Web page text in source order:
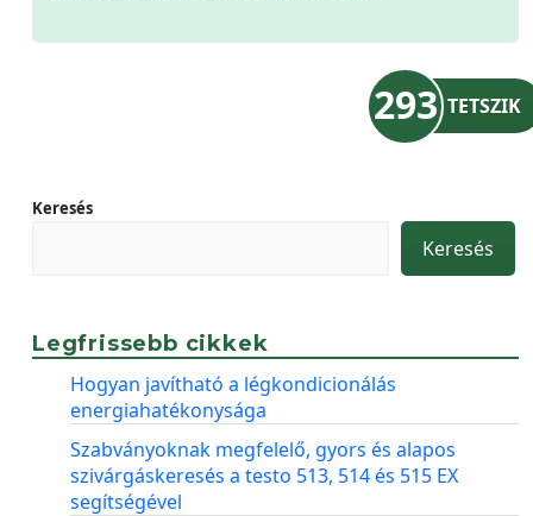
293 TETSZIK
Keresés
Keresés
Legfrissebb cikkek
Hogyan javítható a légkondicionálás
energiahatékonysága
Szabványoknak megfelelő, gyors és alapos
szivárgáskeresés a testo 513, 514 és 515 EX
segítségével